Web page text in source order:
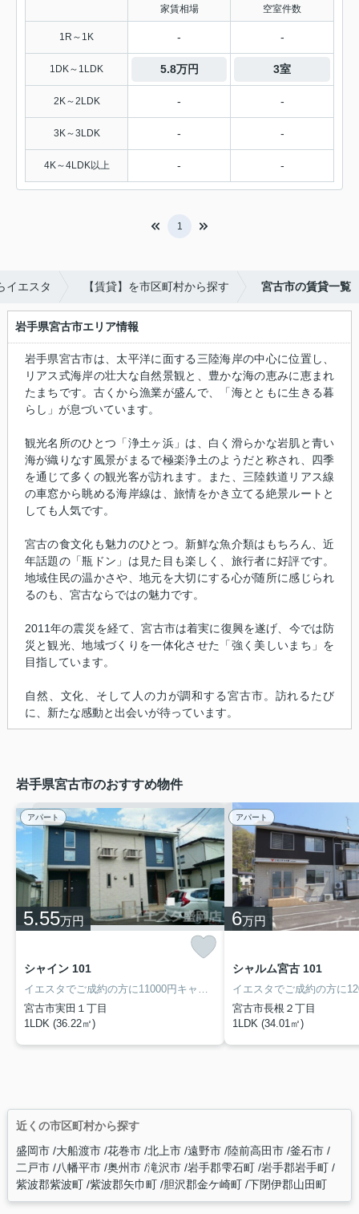
家賃相場 空室件数
1R～1K - -
1DK～1LDK 5.8万円 3室
2K～2LDK - -
3K～3LDK - -
4K～4LDK以上 - -
1
イエスタ 【賃貸】を市区町村から探す 宮古市の賃貸一覧
岩手県宮古市エリア情報
岩手県宮古市は、太平洋に面する三陸海岸の中心に位置し、
リアス式海岸の壮大な自然景観と、豊かな海の恵みに恵まれ
たまちです。古くから漁業が盛んで、「海とともに生きる暮
らし」が息づいています。
観光名所のひとつ「浄土ヶ浜」は、白く滑らかな岩肌と青い
海が織りなす風景がまるで極楽浄土のようだと称され、四季
を通じて多くの観光客が訪れます。また、三陸鉄道リアス線
の車窓から眺める海岸線は、旅情をかき立てる絶景ルートと
しても人気です。
宮古の食文化も魅力のひとつ。新鮮な魚介類はもちろん、近
年話題の「瓶ドン」は見た目も楽しく、旅行者に好評です。
地域住民の温かさや、地元を大切にする心が随所に感じられ
るのも、宮古ならではの魅力です。
2011年の震災を経て、宮古市は着実に復興を遂げ、今では防
災と観光、地域づくりを一体化させた「強く美しいまち」を
目指しています。
自然、文化、そして人の力が調和する宮古市。訪れるたび
に、新たな感動と出会いが待っています。
岩手県宮古市のおすすめ物件
アパート
5.55万円
シャイン 101
宮古市実田１丁目
1LDK (36.22㎡)
アパート
6万円
シャルム宮古 101
宮古市長根２丁目
1LDK (34.01㎡)
近くの市区町村から探す
盛岡市 大船渡市 花巻市 北上市 遠野市 陸前高田市 釜石市
二戸市 八幡平市 奥州市 滝沢市 岩手郡雫石町 岩手郡岩手町
紫波郡紫波町 紫波郡矢巾町 胆沢郡金ケ崎町 下閉伊郡山田町